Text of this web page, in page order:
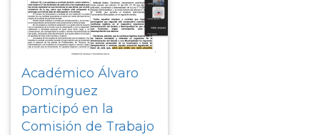
Académico Álvaro
Domínguez
participó en la
Comisión de Trabajo